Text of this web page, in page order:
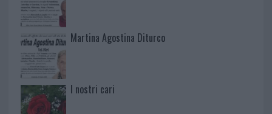
Martina Agostina Diturco
I nostri cari